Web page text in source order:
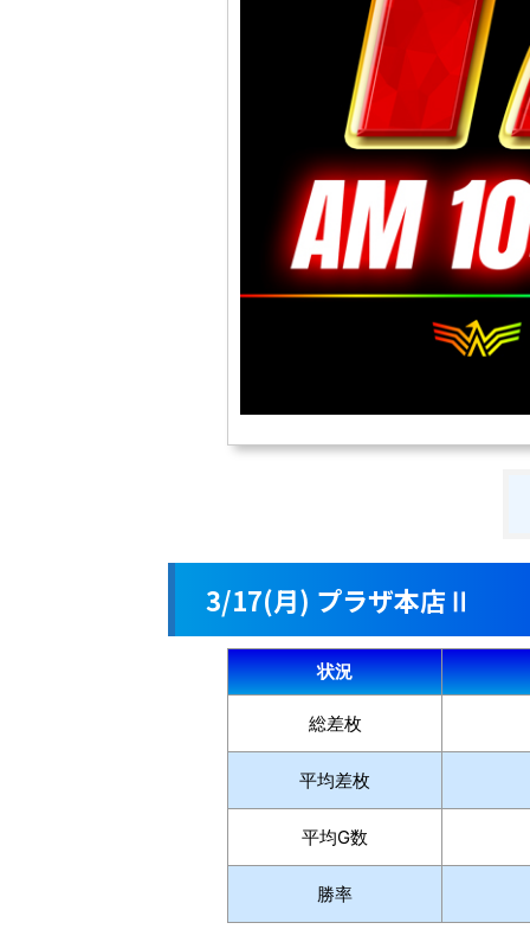
3/17(月) プラザ本店Ⅱ
状況
総差枚
平均差枚
平均G数
勝率